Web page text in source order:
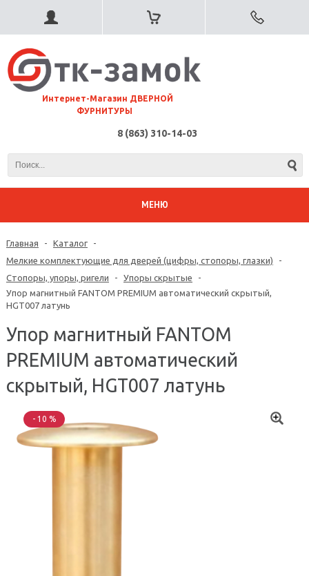
⠀Интернет-Магазин ДВЕРНОЙ
ФУРНИТУРЫ
8 (863) 310-14-03
МЕНЮ
Главная - Каталог
-
Мелкие комплектующие для дверей (цифры, стопоры, глазки)
-
Стопоры, упоры, ригели
- Упоры скрытые
-
Упор магнитный FANTOM PREMIUM автоматический скрытый,
HGT007 латунь
Упор магнитный FANTOM
PREMIUM автоматический
скрытый, HGT007 латунь
- 10 %